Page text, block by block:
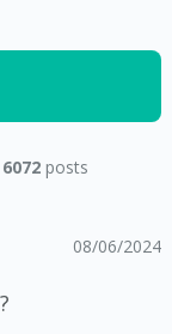
6072 posts
08/06/2024